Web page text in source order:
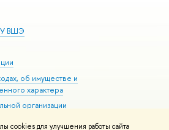
cookies для улучшения работы сайта
ВШЭ
об имуществе и
характера
организации
здоровья